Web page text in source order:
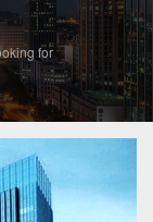
for